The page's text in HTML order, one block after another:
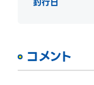
コメント